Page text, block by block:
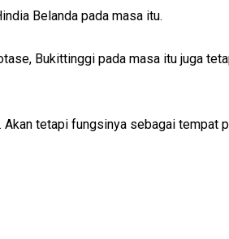
Belanda pada masa itu.
Bukittinggi pada masa itu juga
tetapi fungsinya sebagai tempat